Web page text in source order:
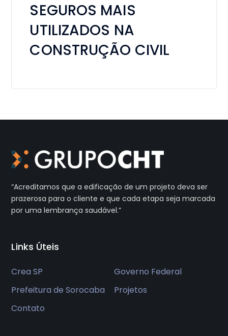
SEGUROS MAIS
UTILIZADOS NA
CONSTRUÇÃO CIVIL
“Acreditamos que a edificação de um projeto deva ser
prazerosa para o cliente e que cada etapa seja marcada
por uma lembrança saudável.”
Links Úteis
Crea SP
Governo Federal
Prefeitura de Sorocaba
Projetos
Contato